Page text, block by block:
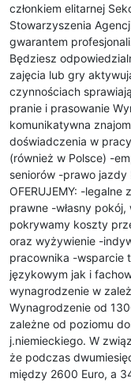
członkiem elitarnej
Stowarzyszenia
gwarantem
Będziesz
zajęcia lub gry
czynnościach
pranie i prasowanie
komunikatywna
doświadczenia w
(również w Polsce) -
seniorów -prawo
OFERUJEMY: -
prawne -własny
pokrywamy koszty
oraz wyżywienie -
pracownika -wsparcie
językowym jak i
wynagrodzenie w
Wynagrodzenie od
zależne od poziomu
j.niemieckiego. W
że podczas
między 2600 Euro, a